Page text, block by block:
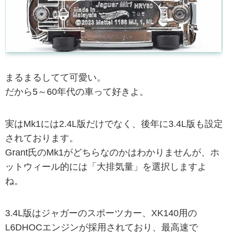
まるまるしてて可愛い。
だから5～60年代の車って好きよ。
実はMk1には2.4L版だけでなく、後年に3.4L版も設定
されております。
Grant氏のMk1がどちらなのかはわかりませんが、ホ
ットウィール的には「大排気量」を選択しますよ
ね。
3.4L版はジャガーのスポーツカー、XK140用の
L6DHOCエンジンが採用されており、最高速で